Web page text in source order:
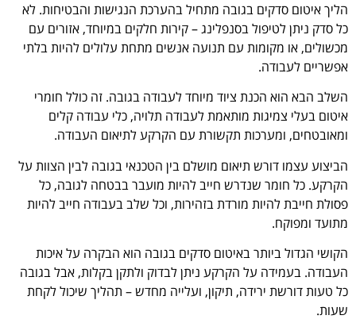
הליך איטום סדקים בגובה מתחיל בהערכת הנגישות והבטיחות. לא
כל סדק ניתן לטיפול בסנפלינג – קירות חלקים במיוחד, אזורים עם
מכשולים, או מקומות עם תנועה אנשים מתחת עלולים להיות בלתי
אפשריים לעבודה.
השלב הבא הוא הכנת ציוד מיוחד לעבודה בגובה. זה כולל חומרי
איטום בעלי צמיגות מותאמת לעבודה תלויה, כלי עבודה קלים
ומאובטחים, ומערכות תקשורת עם הקרקע לתיאום העבודה.
הביצוע עצמו דורש תיאום מושלם בין הטכנאי בגובה לבין הצוות על
הקרקע. כל חומר שנדרש חייב להיות מועבר בבטחה לגובה, כל
פסולת חייבת להיות מורדת בזהירות, וכל שלב בעבודה חייב להיות
מתועד ומפוקח.
הקושי הגדול ביותר באיטום סדקים בגובה הוא הבקרה על איכות
העבודה. בעמידה על הקרקע ניתן לבדוק ולתקן בקלות, אבל בגובה
כל טעות דורשת ירידה, תיקון, ועלייה מחדש – תהליך שיכול לקחת
שעות.